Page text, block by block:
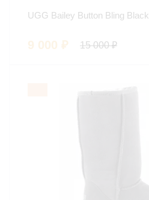
UGG Bailey Button Bling Black
9 000 ₽ 15 000₽